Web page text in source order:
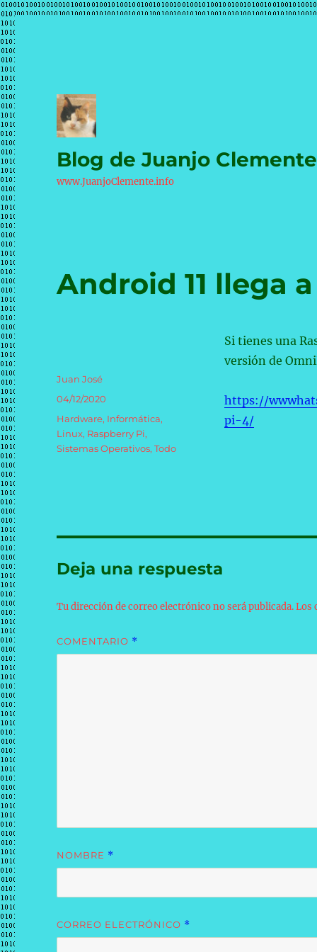
Blog de Juanjo Clemente
www.JuanjoClemente.info
Android 11 llega
Si tienes una
versión de
https://
pi-4/
Autor
Juan José
Publicado
04/12/2020
Categorías
Hardware, Informática,
Linux, Raspberry Pi,
Sistemas Operativos,Todo
Deja una respuesta
Tu dirección de correo electrónico no será publicada.Los
COMENTARIO *
NOMBRE *
CORREO ELECTRÓNICO *